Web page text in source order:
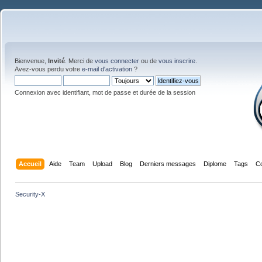
Bienvenue, Invité . Merci de vous connecter ou de vous inscrire
Avez-vous perdu votre e-mail d'activation ?
Connexion avec identifiant, mot de passe et durée de la session
Accueil Aide Team Upload Blog Derniers messages Diplome Tags
Security-X